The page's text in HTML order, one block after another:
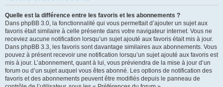
Quelle est la différence entre les favoris et les abonnements ?
Dans phpBB 3.0, la fonctionnalité qui vous permettait d’ajouter un sujet aux
favoris était similaire à celle présente dans votre navigateur internet. Vous ne
receviez aucune notification lorsqu’un sujet ajouté aux favoris était mis à jour.
Dans phpBB 3.3, les favoris sont davantage similaires aux abonnements. Vous
pouvez à présent recevoir une notification lorsqu’un sujet ajouté aux favoris est
mis à jour. L’abonnement, quant à lui, vous préviendra de la mise à jour d’un
forum ou d’un sujet auquel vous êtes abonné. Les options de notification des
favoris et des abonnements peuvent être modifiés depuis le panneau de